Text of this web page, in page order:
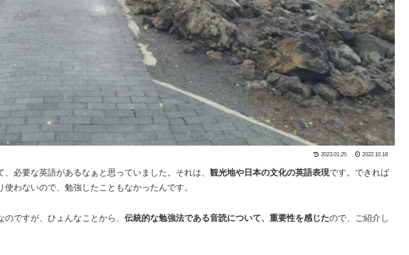
2023.01.25 2022.10.18
必要な英語があるなぁと思っていました。それは、 観光地や日本の文化の英語表現です。できれば
わないので、勉強したこともなかったんです。
のですが、ひょんなことから、 伝統的な勉強法である音読について、重要性を感じたので、ご紹介し